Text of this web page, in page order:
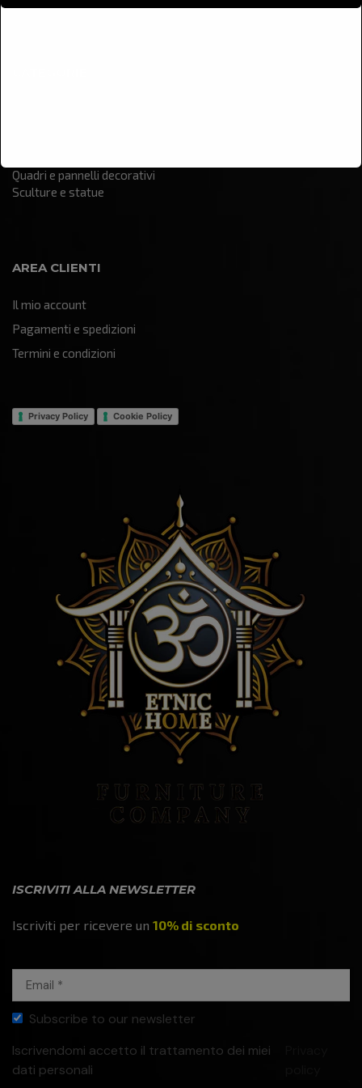
Quadri e pannelli decorativi
Sculture e statue
AREA CLIENTI
Il mio account
Pagamenti e spedizioni
Termini e condizioni
Privacy Policy Cookie Policy
ISCRIVITI ALLA NEWSLETTER
Iscriviti per ricevere un 10% di sconto
Subscribe to our newsletter
Iscrivendomi accetto il trattamento dei miei
dati personali